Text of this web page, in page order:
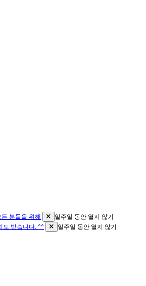
분들을 위해
일주일 동안 열지 않기
도 받습니다. ^^
일주일 동안 열지 않기